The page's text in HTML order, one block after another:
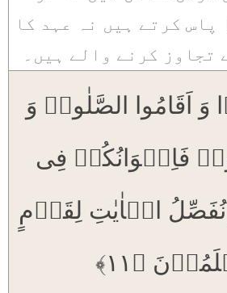
پاس کرتے ہیں نہ عہد کا
تجاوز کرنے والے ہیں۔
وَ اَقَامُوا الصَّلٰوۃَ وَ
فَاِخۡوَانُکُمۡ فِی
الۡاٰیٰتِ لِقَوۡمٍ
﴿۱۱﴾